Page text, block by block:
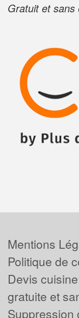
Gratuit et sans
Mentions
Politique de
Devis
gratuite et
Suppression